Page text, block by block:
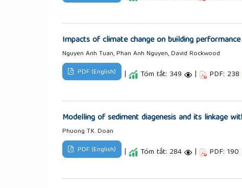
Impacts of climate change on building
Nguyen Anh Tuan, Phan Anh Nguyen, David Rockwood
PDF (English) | Tóm tắt: 349 | PDF: 238
Modelling of sediment diagenesis and its linkage
Phuong T.K. Doan
PDF (English) | Tóm tắt: 284 | PDF: 190